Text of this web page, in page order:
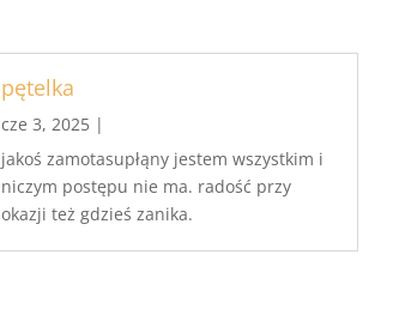
pętelka
cze 3, 2025|
jakoś zamotasupłąny jestem wszystkim i
niczym postępu nie ma. radość przy
okazji też gdzieś zanika.